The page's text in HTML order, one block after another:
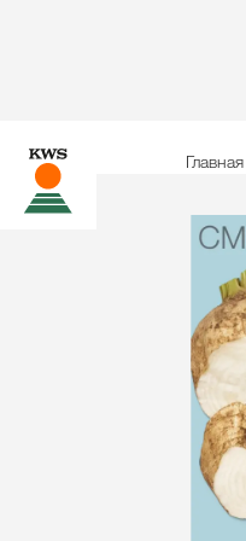
Главная